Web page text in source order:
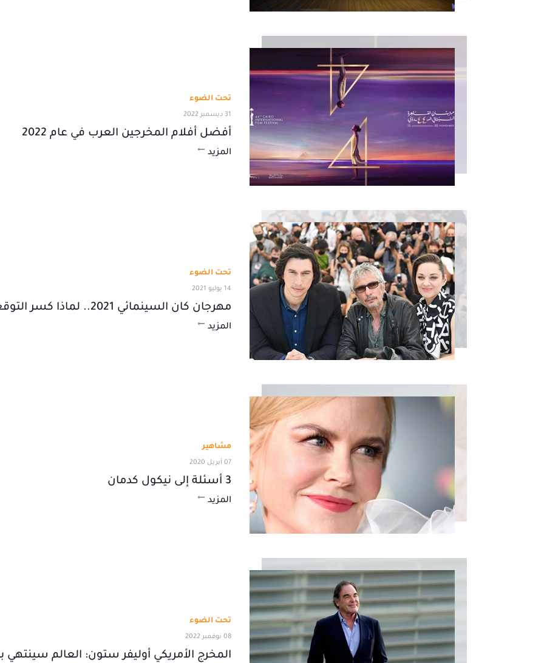
تحت الضوء
31 ديسمبر 2022
أفضل أفلام المخرجين العرب في عام 2022
المزيد
تحت الضوء
14 يوليو 2021
مهرجان كان السينمائي 2021.. لماذا كسر التوقعات؟
المزيد
مشاهير
07 أبريل 2020
3 أسئلة إلى نيكول كدمان
المزيد
تحت الضوء
08 نوفمبر 2022
المخرج الأمريكي أوليفر ستون: العالم سينتهي بعد